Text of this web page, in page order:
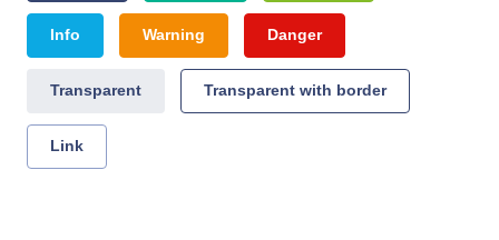
Info Warning Danger
Transparent Transparent with border
Link